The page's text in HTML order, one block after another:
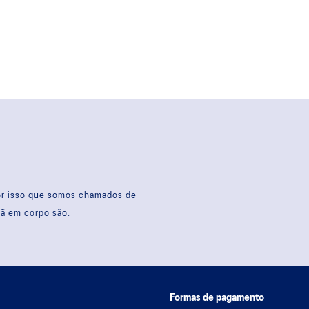
isso que somos chamados de
em corpo são.
Formas de pagamento